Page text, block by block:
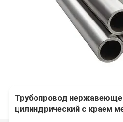
Трубопровод
цилиндрический с краем